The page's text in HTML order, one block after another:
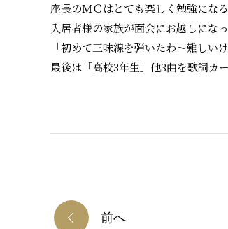
座長のＭＣはとても楽しく勉強にな
入居者様の家族が面会にお越しにな
「初めて三味線を弾いたわ～難しい
最後は「高校3年生」他3曲を歌詞カ
前へ